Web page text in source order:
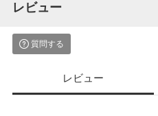
レビュー
質問する
レビュー